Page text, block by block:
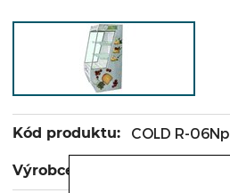
Kód produktu: COLD R-06Np
Výrobce: